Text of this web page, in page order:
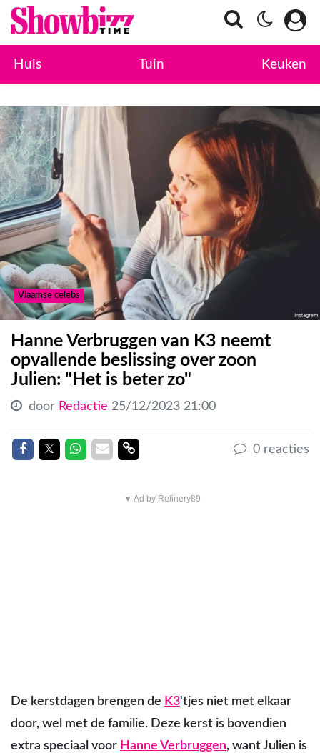
Huis Tuin Keuken
Vlaamse celebs
Hanne Verbruggen van K3 neemt
opvallende beslissing over zoon
Julien: "Het is beter zo"
door Redactie 25/12/2023 21:00
Delen op Facebook
Delen op Twitter
Delen op Whatsapp
Delen via Mail
Delen link 0 reacties
▼ Ad by Refinery89
De kerstdagen brengen de K3'tjes niet met elkaar
door, wel met de familie. Deze kerst is bovendien
extra speciaal voor Hanne Verbruggen, want Julien is